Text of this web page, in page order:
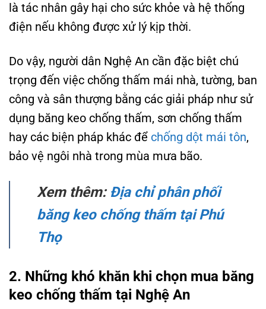
là tác nhân gây hại cho sức khỏe và hệ thống
điện nếu không được xử lý kịp thời.
Do vậy, người dân Nghệ An cần đặc biệt chú
trọng đến việc chống thấm mái nhà, tường, ban
công và sân thượng bằng các giải pháp như sử
dụng băng keo chống thấm, sơn chống thấm
hay các biện pháp khác để chống dột mái tôn,
bảo vệ ngôi nhà trong mùa mưa bão.
Xem thêm: Địa chỉ phân phối
băng keo chống thấm tại Phú
Thọ
2. Những khó khăn khi chọn mua băng
keo chống thấm tại Nghệ An